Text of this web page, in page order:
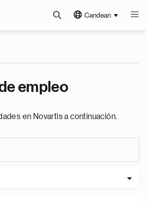
Candean
empleo
en Novartis a continuación.